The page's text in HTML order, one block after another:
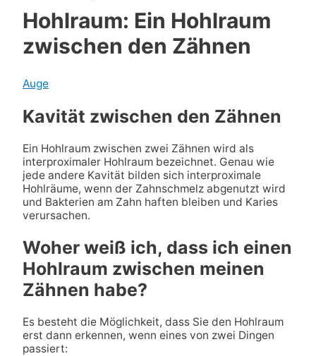
Hohlraum: Ein Hohlraum
zwischen den Zähnen
Auge
Kavität zwischen den Zähnen
Ein Hohlraum zwischen zwei Zähnen wird als
interproximaler Hohlraum bezeichnet. Genau wie
jede andere Kavität bilden sich interproximale
Hohlräume, wenn der Zahnschmelz abgenutzt wird
und Bakterien am Zahn haften bleiben und Karies
verursachen.
Woher weiß ich, dass ich einen
Hohlraum zwischen meinen
Zähnen habe?
Es besteht die Möglichkeit, dass Sie den Hohlraum
erst dann erkennen, wenn eines von zwei Dingen
passiert: